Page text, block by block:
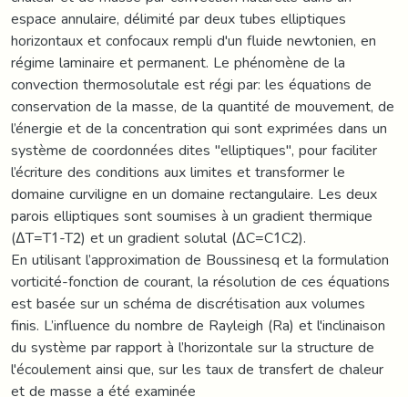
espace annulaire, délimité par deux tubes elliptiques
horizontaux et confocaux rempli d'un fluide newtonien, en
régime laminaire et permanent. Le phénomène de la
convection thermosolutale est régi par: les équations de
conservation de la masse, de la quantité de mouvement, de
l’énergie et de la concentration qui sont exprimées dans un
système de coordonnées dites "elliptiques", pour faciliter
l’écriture des conditions aux limites et transformer le
domaine curviligne en un domaine rectangulaire. Les deux
parois elliptiques sont soumises à un gradient thermique
(ΔT=T1-T2) et un gradient solutal (ΔC=C1C2).
En utilisant l’approximation de Boussinesq et la formulation
vorticité-fonction de courant, la résolution de ces équations
est basée sur un schéma de discrétisation aux volumes
finis. L’influence du nombre de Rayleigh (Ra) et l'inclinaison
du système par rapport à l’horizontale sur la structure de
l'écoulement ainsi que, sur les taux de transfert de chaleur
et de masse a été examinée